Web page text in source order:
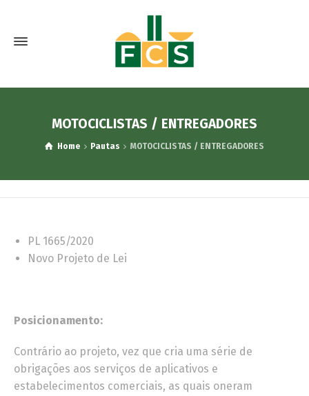
MOTOCICLISTAS / ENTREGADORES
Home Pautas MOTOCICLISTAS / ENTREGADORES
PL 1665/2020
Novo Projeto de Lei
Posicionamento:
Contrário ao projeto, vez que cria uma série de
obrigações aos serviços de aplicativos e
estabelecimentos comerciais, as quais oneram